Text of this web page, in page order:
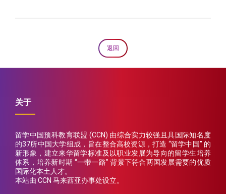
返回
关于
留学中国预科教育联盟 (CCN) 由综合实力较强且具国际知名度
的37所中国大学组成，旨在整合高校资源，打造 “留学中国” 的
新形象，建立来华留学标准及以职业发展为导向的留学生培养
体系，培养新时期 “一带一路” 背景下符合两国发展需要的优质
国际化本土人才。
本站由 CCN 马来西亚办事处设立。